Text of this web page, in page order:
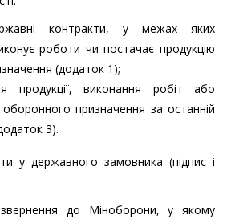
контракти, у межах яких
роботи чи постачає продукцію
(додаток 1);
продукції, виконання робіт або
призначення за останній
3).
у державного замовника (підпис і
звернення до Міноборони, у якому